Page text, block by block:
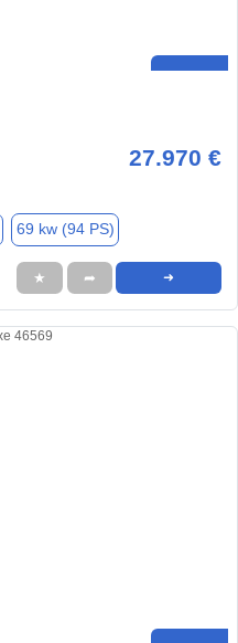
27.970 €
69 kw (94 PS)
★ ➦ ➜